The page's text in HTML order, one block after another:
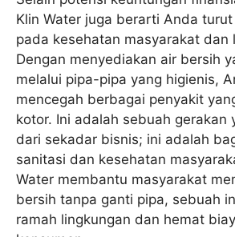
Klin Water juga berarti Anda
pada kesehatan masyarakat dan
Dengan menyediakan air bersih
melalui pipa-pipa yang higienis,
mencegah berbagai penyakit
kotor. Ini adalah sebuah gerakan
dari sekadar bisnis; ini adalah
sanitasi dan kesehatan
Water membantu masyarakat
bersih tanpa ganti pipa, sebuah
ramah lingkungan dan hemat